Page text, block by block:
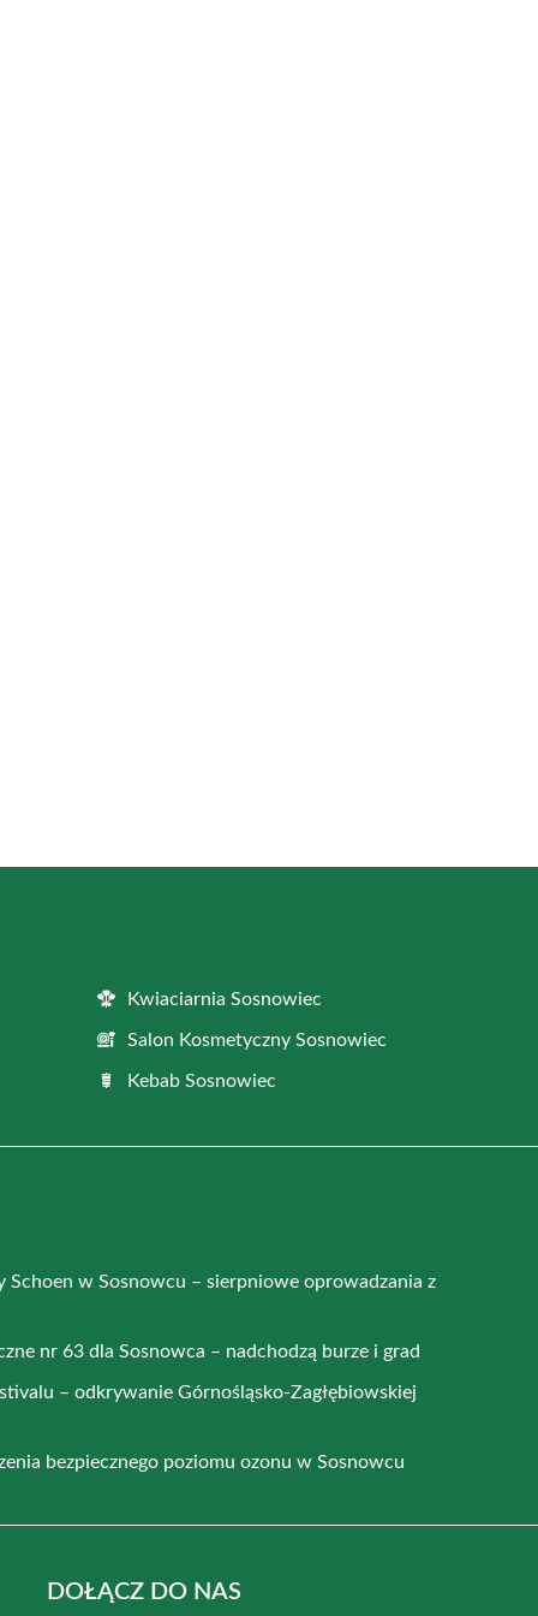
Kwiaciarnia Sosnowiec
Salon Kosmetyczny Sosnowiec
Kebab Sosnowiec
Schoen w Sosnowcu – sierpniowe oprowadzania z
nr 63 dla Sosnowca – nadchodzą burze i grad
– odkrywanie Górnośląsko-Zagłębiowskiej
bezpiecznego poziomu ozonu w Sosnowcu
DOŁĄCZ DO NAS